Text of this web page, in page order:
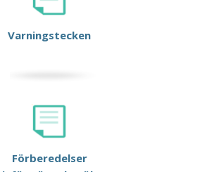
Varningstecken
Förberedelser